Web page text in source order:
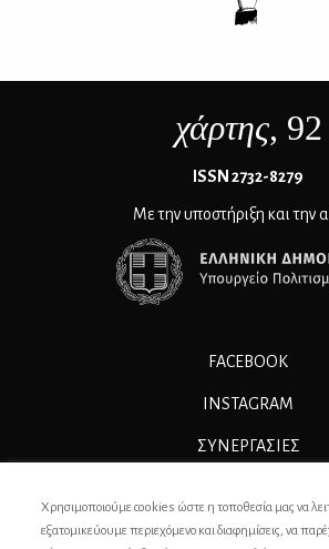
χάρτης, 92
ΙSSN 2732-8279
Με την υποστήριξη και την
FACEBOOK
INSTAGRAM
ΣΥΝΕΡΓΑΣΊΕΣ
ΕΠΙΚΟΙΝΩΝΙΑ
Χρησιμοποιούμε cookies ώστε η τοποθεσία μας να
εξατομικεύουμε περιεχόμενο και διαφημίσεις, να